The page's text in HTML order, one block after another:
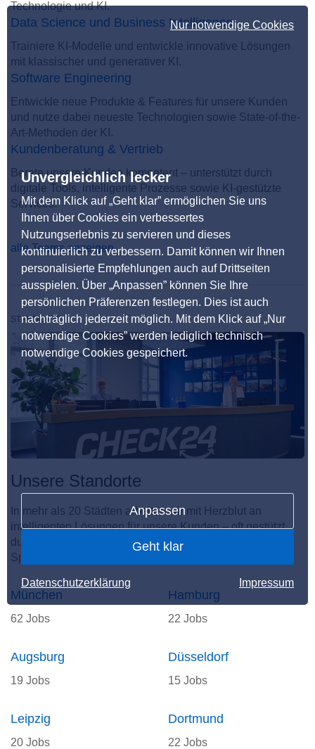
Nur notwendige Cookies
Unvergleichlich lecker
Mit dem Klick auf „Geht klar” ermöglichen Sie uns
Ihnen über Cookies ein verbessertes
Nutzungserlebnis zu servieren und dieses
kontinuierlich zu verbessern. Damit können wir Ihnen
personalisierte Empfehlungen auch auf Drittseiten
ausspielen. Über „Anpassen” können Sie Ihre
persönlichen Präferenzen festlegen. Dies ist auch
nachträglich jederzeit möglich. Mit dem Klick auf „Nur
notwendige Cookies” werden lediglich technisch
notwendige Cookies gespeichert.
Anpassen
Geht klar
Datenschutzerklärung Impressum
Technologie und KI.
Data Science und Business Intelligence
Trainiere KI-Modelle und entwickle innovative Lösungen
mit klassischer und generativer KI.
Software Engineering
Entwickle neue Produkte & Features für unsere Kunden
und nutze dabei neueste Technologien sowie State-of-the-
Art-Methoden der KI.
Kundenberatung & Vertrieb
Berate unsere Kunden kompetent – unterstützt durch
digitale Tools, intelligente Prozesse sowie KI-gestützte
Services.
alle Teams anzeigen
STANDORTE
Unsere Standorte
In mehr als 20 Städten arbeiten wir mit Herzblut an
intelligenten Lösungen für unsere Kunden – oft gestützt
durch KI. Hier entsteht der unvergleichliche CHECKito
Spirit.
München
62 Jobs
Dortmund
22 Jobs
Hamburg
22 Jobs
Leipzig
20 Jobs
Augsburg
19 Jobs
Düsseldorf
15 Jobs